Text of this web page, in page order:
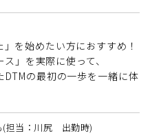
を始めたい方におすすめ！
」を実際に使って、
DTMの最初の一歩を一緒に体
(担当：川尻 出勤時)